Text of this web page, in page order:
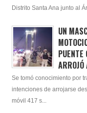
Distrito Santa Ana junto al
UN
PUENTE
Se tomó conocimiento por
intenciones de arrojarse
móvil 417 s...